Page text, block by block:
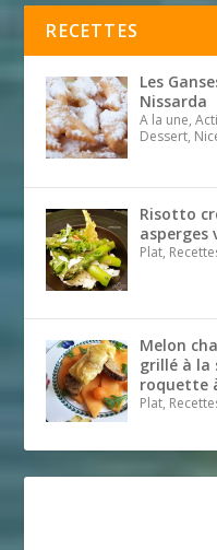
RECETTES
Les
Nissarda
A la une,
Dessert,
Risotto
asperges
Plat,
Melon
grillé à la
roquette
Plat,